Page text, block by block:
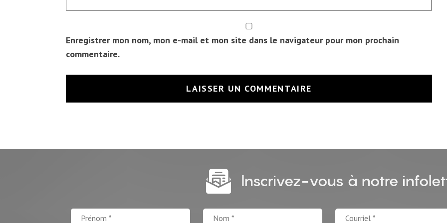
Enregistrer mon nom, mon e-mail et mon site dans le navigateur pour mon prochain
commentaire.
Inscrivez-vous à notre